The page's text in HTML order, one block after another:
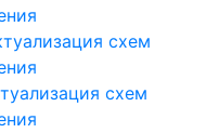
схем
схем